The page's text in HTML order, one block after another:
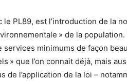
le PL89, est l’introduction de la
» de la
services minimums de façon
» que l’on connait déjà, mais
de l’application de la loi –